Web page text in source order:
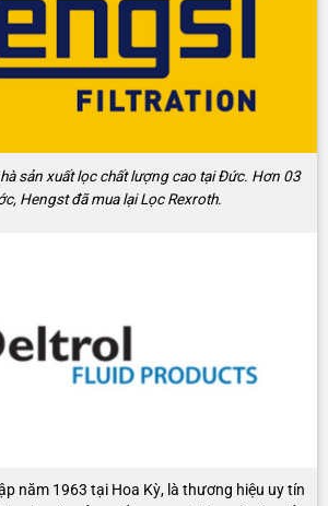
sản xuất lọc chất lượng cao tại Đức. Hơn 03
Hengst đã mua lại Lọc Rexroth.
năm 1963 tại Hoa Kỳ, là thương hiệu uy tín